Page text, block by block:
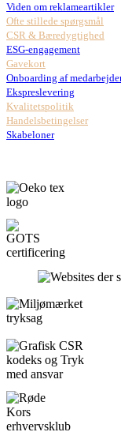
Viden om reklameartikler
Ofte stillede spørgsmål
CSR & Bæredygtighed
ESG-engagement
Gavekort
Onboarding af
Ekspreslevering
Kvalitetspolitik
Handelsbetingelser
Skabeloner